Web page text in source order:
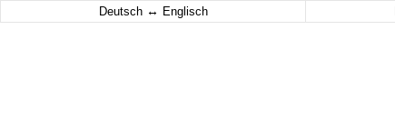
Deutsch ↔ Englisch